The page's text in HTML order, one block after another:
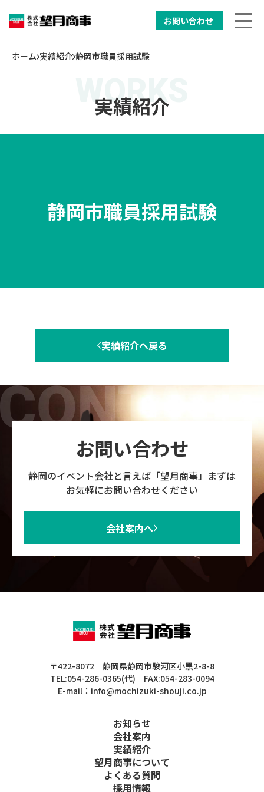
お問い合わせ
ホーム 実績紹介 静岡市職員採用試験
実績紹介
静岡市職員採用試験
実績紹介へ戻る
お問い合わせ
静岡のイベント会社と言えば「望月商事」まずは
お気軽にお問い合わせください
会社案内へ
〒422-8072 静岡県静岡市駿河区小黒2-8-8
TEL:054-286-0365(代) FAX:054-283-0094
E-mail：info@mochizuki-shouji.co.jp
お知らせ
会社案内
実績紹介
望月商事について
よくある質問
採用情報